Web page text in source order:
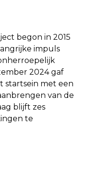
begon in 2015
impuls
2024 gaf
startsein met een
van de
blijft zes
te